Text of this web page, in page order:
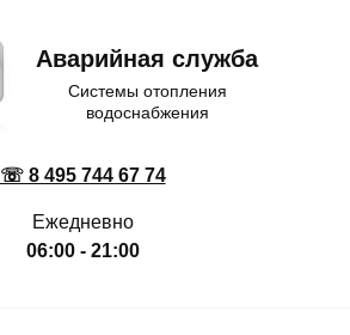
Аварийная служба
Системы отопления
водоснабжения
☏ 8 495 744 67 74
Ежедневно
06:00 - 21:00